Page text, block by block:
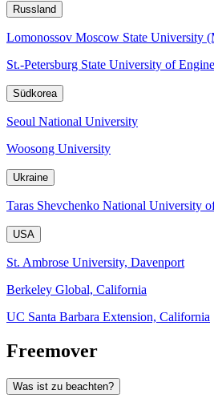
Russland
Lomonossov Moscow State University
St.-Petersburg State University of
Südkorea
Seoul National University
Woosong University
Ukraine
Taras Shevchenko National University
USA
St. Ambrose University, Davenport
Berkeley Global, California
UC Santa Barbara Extension, California
Freemover
Was ist zu beachten?